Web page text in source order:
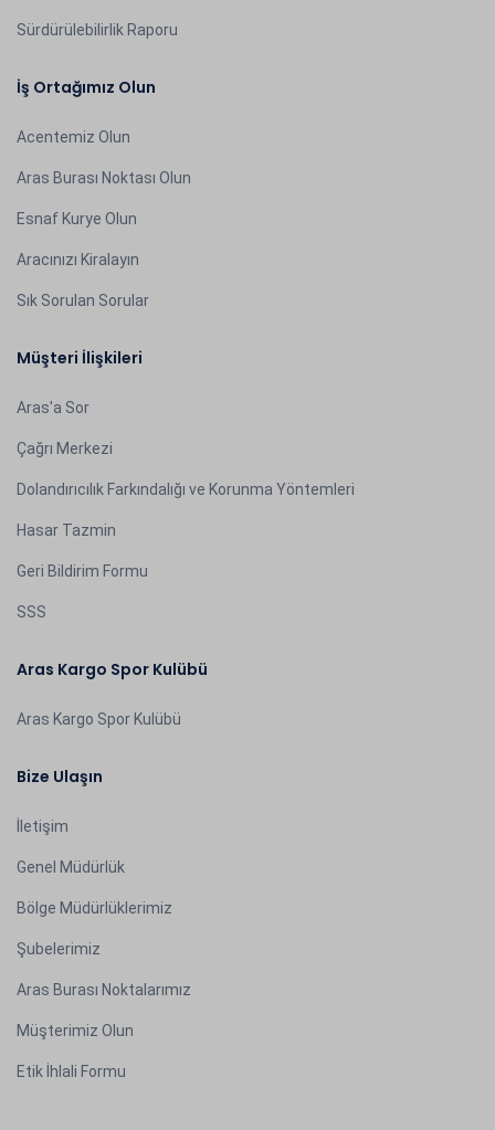
Sürdürülebilirlik Raporu
İş Ortağımız Olun
Acentemiz Olun
Aras Burası Noktası Olun
Esnaf Kurye Olun
Aracınızı Kiralayın
Sık Sorulan Sorular
Müşteri İlişkileri
Aras'a Sor
Çağrı Merkezi
Dolandırıcılık Farkındalığı ve Korunma Yöntemleri
Hasar Tazmin
Geri Bildirim Formu
SSS
Aras Kargo Spor Kulübü
Aras Kargo Spor Kulübü
Bize Ulaşın
İletişim
Genel Müdürlük
Bölge Müdürlüklerimiz
Şubelerimiz
Aras Burası Noktalarımız
Müşterimiz Olun
Etik İhlali Formu